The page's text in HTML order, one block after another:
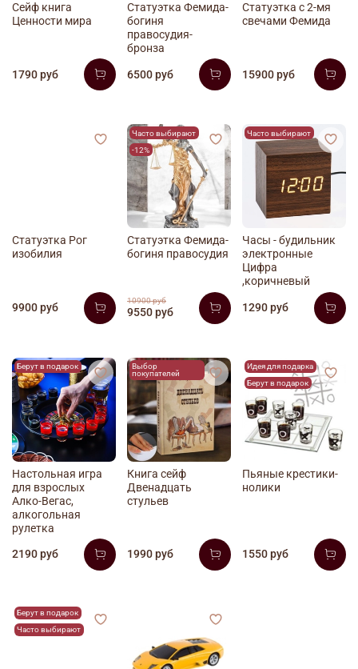
Сейф книга
Ценности мира
1790 руб
Статуэтка Фемида-
богиня
правосудия-
бронза
6500 руб
Статуэтка с 2-мя
свечами Фемида
15900 руб
Статуэтка Рог
изобилия
9900 руб
Часто выбирают
-12%
Статуэтка Фемида-
богиня правосудия
10900 руб
9550 руб
Часто выбирают
Часы - будильник
электронные
Цифра
,коричневый
1290 руб
Берут в подарок
Настольная игра
для взрослых
Алко-Вегас,
алкогольная
рулетка
2190 руб
Выбор
покупателей
Книга сейф
Двенадцать
стульев
1990 руб
Идея для подарка
Берут в подарок
Пьяные крестики-
нолики
1550 руб
Берут в подарок
Часто выбирают